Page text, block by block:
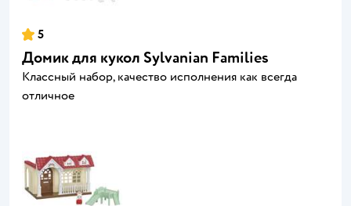
5
Домик для кукол Sylvanian Families
Классный набор, качество исполнения как всегда
отличное